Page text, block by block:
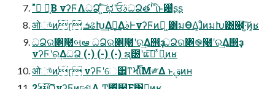
" ֎͔Β νʔϜΛධՁ ͍ͨ͠ ಛʹਓࣄධՁతʹ ͪΐͬͱ଴ͯʂʂ
ओுͦͷɽ ܭଌԽ͢Δܾఆ͢ΔࣄͰνʔϜͷಈ͖ ͸มΘΔ͕ɺͦͷมԽ͸๬·͍͠ͷ͔ʁ
ධՁର৅߲໨બఆ ධՁର৅߲໨ʹର͢Δ஫ҙ ධՁର৅֎߲໨ʹର͢Δ஫ҙ
νʔϜʹର͢ΔධՁ (-) (-) (-) ຊ౰ʹແࢹ͠ ͯྑ͍ͷʁ
ओுͦͷɽ νʔϜʹେ੾ͳϞϊͬͯͨ͘͞Μ༗Δ ͱࢥ͏ͷʜ